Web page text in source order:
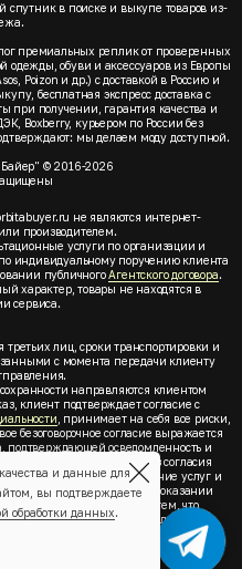
в поиске и выкупе товаров из-
премиальных реплик от проверенных
одежды, обуви и аксессуаров из Европы
Poizon и др.) с доставкой в Россию и
бесплатная экспресс доставка с
при получении, гарантия качества и
Boxberry, курьером по России без
мы делаем моду доступной.
Байер" © 2016-2026
не являются интернет-
производителем.
услуги по организации и
индивидуальному поручению клиента
публичногоАгентского договора.
характер, товары не находятся в
сервиса.
лиц, сроки транспортировки и
с момента передачи клиенту
направляются клиентом
клиент подтверждает согласие с
, принимает на себя все риски,
безоговорочное согласие выражается
подтверждающей осведомленность и
сервисом условиями. Без согласия
конфиденциальностиоказание услуг и
акцепт условий оферты об оказании
и соглашается с тем, что
запросу выбраны им для личных,
не связанных с осуществлением
будет продавать или иным образом
и данные для
вы подтверждаете
обработки данных.